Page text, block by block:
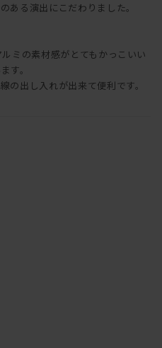
ある演出にこだわりました。
ミの素材感がとてもかっこいい
す。
の出し入れが出来て便利です。